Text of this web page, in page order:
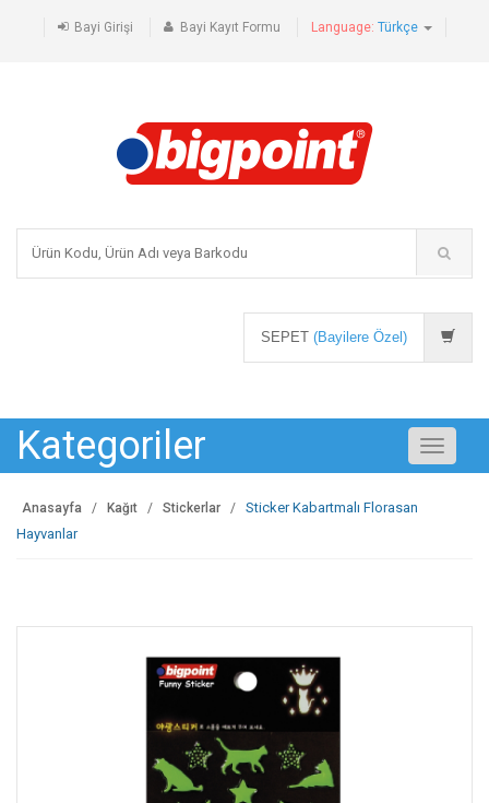
Bayi Girişi Bayi Kayıt Formu Language: Türkçe
SEPET (Bayilere Özel)
Kategoriler
Toggle
Anasayfa Kağıt Stickerlar
Sticker Kabartmalı Florasan
Hayvanlar